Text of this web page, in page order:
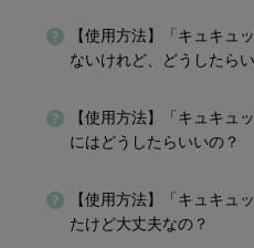
【使用方法】「キュキュ
ないけれど、どうしたら
【使用方法】「キュキュ
にはどうしたらいいの？
【使用方法】「キュキュ
たけど大丈夫なの？